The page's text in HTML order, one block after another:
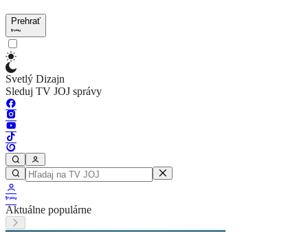
Prehrať
Svetlý Dizajn
Sleduj TV JOJ správy
Aktuálne populárne